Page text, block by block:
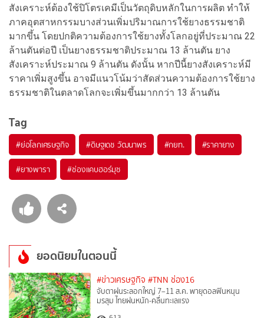
สังเคราะห์ต้องใช้ปิโตรเคมีเป็นวัตถุดิบหลักในการผลิต ทำให้
ภาคอุตสาหกรรมบางส่วนเพิ่มปริมาณการใช้ยางธรรมชาติ
มากขึ้น โดยปกติความต้องการใช้ยางทั้งโลกอยู่ที่ประมาณ 22
ล้านตันต่อปี เป็นยางธรรมชาติประมาณ 13 ล้านตัน ยาง
สังเคราะห์ประมาณ 9 ล้านตัน ดังนั้น หากปีนี้ยางสังเคราะห์มี
ราคาเพิ่มสูงขึ้น อาจมีแนวโน้มว่าสัดส่วนความต้องการใช้ยาง
ธรรมชาติในตลาดโลกจะเพิ่มขึ้นมากกว่า 13 ล้านตัน
Tag
#ย่อโลกเศรษฐกิจ #ดิษฐเดช วัฒนาพร #กยท. #ราคายาง
#ยางพารา #ช่องแคบฮอร์มุซ
ยอดนิยมในตอนนี้
#ข่าวเศรษฐกิจ #TNN ช่อง16
จับตาฝนระลอกใหญ่ 7–11 ส.ค. พายุดอลฟินหนุน
มรสุม ไทยฝนหนัก-คลื่นทะเลแรง